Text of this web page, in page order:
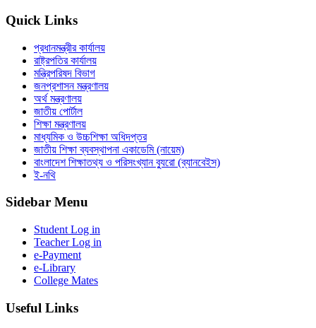
Quick Links
প্রধানমন্ত্রীর কার্যালয়
রাষ্ট্রপতির কার্যালয়
মন্ত্রিপরিষদ বিভাগ
জনপ্রশাসন মন্ত্রণালয়
অর্থ মন্ত্রণালয়
জাতীয় পোর্টাল
শিক্ষা মন্ত্রণালয়
মাধ্যমিক ও উচ্চশিক্ষা অধিদপ্তর
জাতীয় শিক্ষা ব্যবস্থাপনা একাডেমি (নায়েম)
বাংলাদেশ শিক্ষাতথ্য ও পরিসংখ্যান ব্যুরো (ব্যানবেইস)
ই-নথি
Sidebar Menu
Student Log in
Teacher Log in
e-Payment
e-Library
College Mates
Useful Links